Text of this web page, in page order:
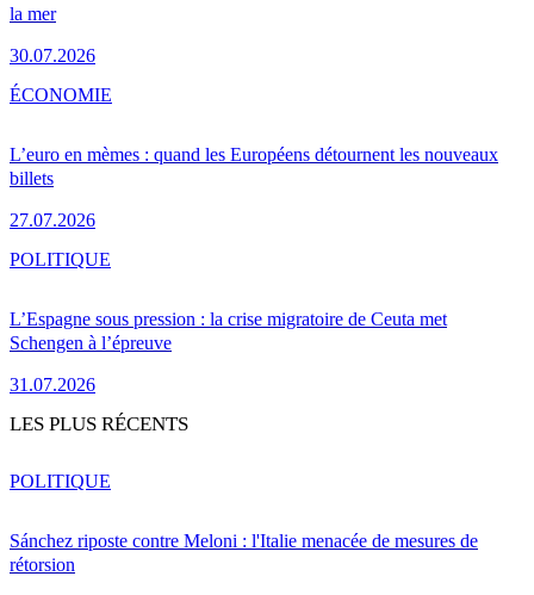
la mer
30.07.2026
L’euro en mèmes : quand les Européens détournent les nouveaux
billets
27.07.2026
ÉCONOMIE
L’Espagne sous pression : la crise migratoire de Ceuta met
Schengen à l’épreuve
31.07.2026
POLITIQUE
LES PLUS RÉCENTS
Sánchez riposte contre Meloni : l'Italie menacée de mesures de
rétorsion
POLITIQUE